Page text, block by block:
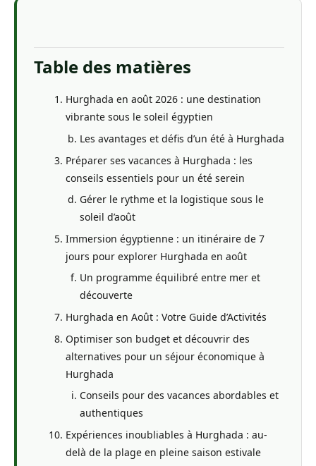
Table des matières
Hurghada en août 2026 : une destination
vibrante sous le soleil égyptien
Les avantages et défis d’un été à Hurghada
Préparer ses vacances à Hurghada : les
conseils essentiels pour un été serein
Gérer le rythme et la logistique sous le
soleil d’août
Immersion égyptienne : un itinéraire de 7
jours pour explorer Hurghada en août
Un programme équilibré entre mer et
découverte
Hurghada en Août : Votre Guide d’Activités
Optimiser son budget et découvrir des
alternatives pour un séjour économique à
Hurghada
Conseils pour des vacances abordables et
authentiques
Expériences inoubliables à Hurghada : au-
delà de la plage en pleine saison estivale